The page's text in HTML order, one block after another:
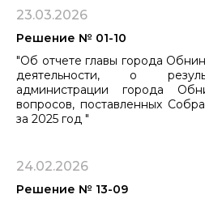
23.03.2026
Решение № 01-10
"Об отчете главы города
деятельности, о
администрации города
вопросов, поставленных
за 2025 год "
24.02.2026
Решение № 13-09